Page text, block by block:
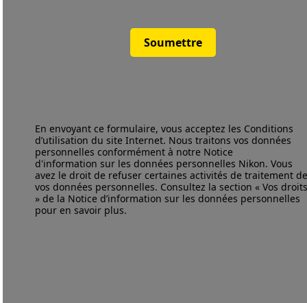
Soumettre
En envoyant ce formulaire, vous acceptez les Conditions
d’utilisation du site Internet. Nous traitons vos données
personnelles conformément à notre Notice
d'information sur les données personnelles Nikon. Vous
avez le droit de refuser certaines activités de traitement
vos données personnelles. Consultez la section « Vos
» de la Notice d’information sur les données personnelles
pour en savoir plus.